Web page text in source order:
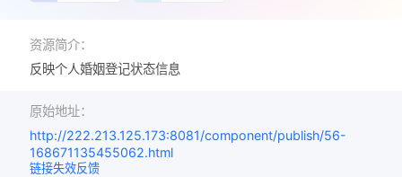
资源简介：
反映个人婚姻登记状态信息
原始地址：
http://222.213.125.173:8081/component/publish/56-
168671135455062.html
链接失效反馈